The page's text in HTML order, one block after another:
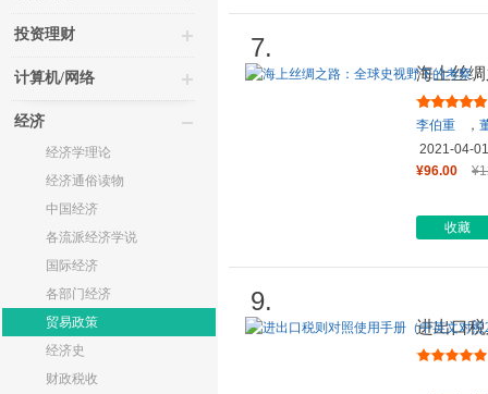
投资理财
计算机/网络
经济
经济学理论
经济通俗读物
中国经济
各流派经济学说
国际经济
各部门经济
贸易政策
经济史
财政税收
7.
海上丝
李伯重 ，
2021-04-01
¥96.00
收藏
9.
进出口
2021年